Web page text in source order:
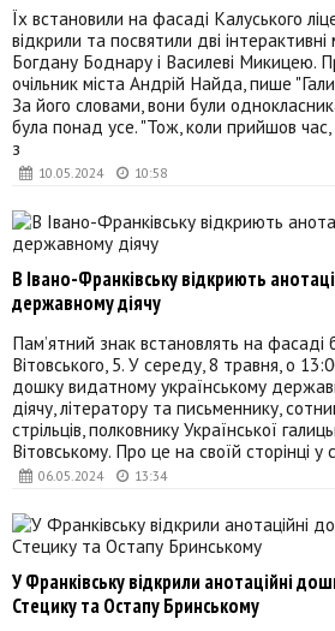
10.05.2024 10:58
Їх встановили на фасаді Калуського
відкрили та посвятили дві
Богдану Боднару і Василеві Микицею.
очільник міста Андрій Найда, пише
За його словами, вони були
була понад усе. "Тож, коли прийшов
з
06.05.2024 13:34
В Івано-Франківську відкриють
державному діячу
Памʼятний знак встановлять на фасаді
Вітовського, 5. У середу, 8 травня, о
дошку видатному українському
діячу, літератору та письменнику,
стрільців, полковнику Української
Вітовському. Про це на своїй сторінці у
У Франківську відкрили анотаційні
Стецику та Остапу Бринському